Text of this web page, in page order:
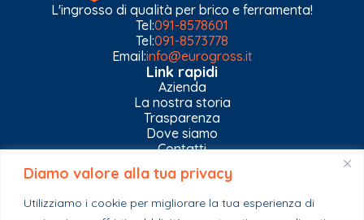
Diamo valore alla tua privacy
Utilizziamo i cookie per migliorare la tua esperienza di
L'ingrosso di qualità per brico e ferramenta!
Tel:091-8578601
Tel:091-8573778
Email:info@eurogross.it
Link rapidi
Azienda
La nostra storia
Trasparenza
Dove siamo
Contatti
Privacy Policy
Gestisci impostazioni Cookies
Esplora il catalogo